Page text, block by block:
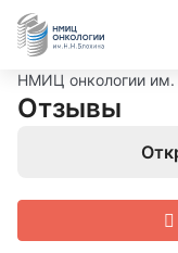
НМИЦ онкологии им.
Отзывы